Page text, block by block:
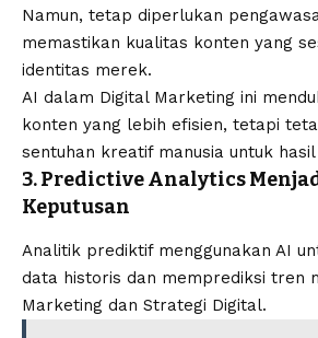
Namun, tetap diperlukan
memastikan kualitas konten yang
identitas merek.
AI dalam Digital Marketing ini
konten yang lebih efisien, tetapi
sentuhan kreatif manusia untuk
3. Predictive Analytics
Keputusan
Analitik prediktif menggunakan AI
data historis dan memprediksi tren
Marketing dan Strategi Digital.